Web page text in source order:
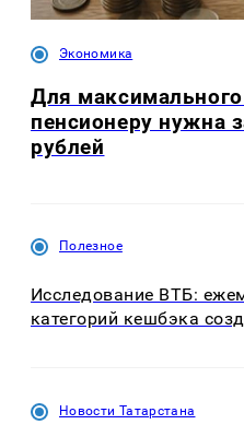
Экономика
Для
пенсионеру нужна
рублей
Полезное
Исследование ВТБ:
категорий кешбэка
Новости Татарстана